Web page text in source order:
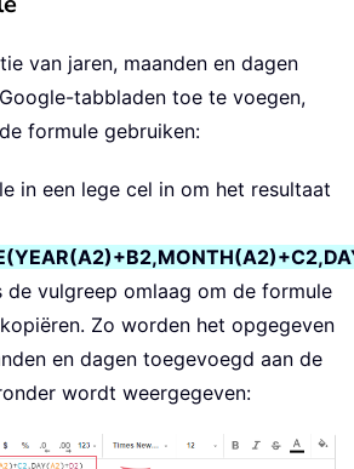
van jaren, maanden en dagen
tabbladen toe te voegen,
formule gebruiken:
in een lege cel in om het resultaat
de vulgreep omlaag om de formule
Zo worden het opgegeven
en dagen toegevoegd aan de
wordt weergegeven: